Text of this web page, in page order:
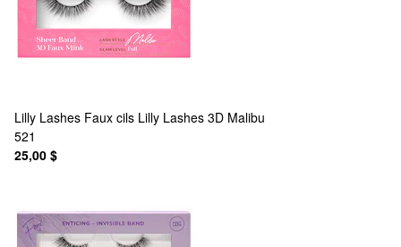
Lilly Lashes Faux cils Lilly Lashes 3D Malibu
521
25,00 $